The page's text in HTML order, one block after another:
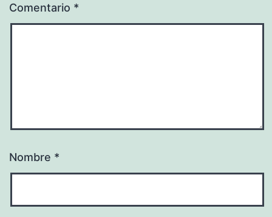
Comentario *
Nombre *